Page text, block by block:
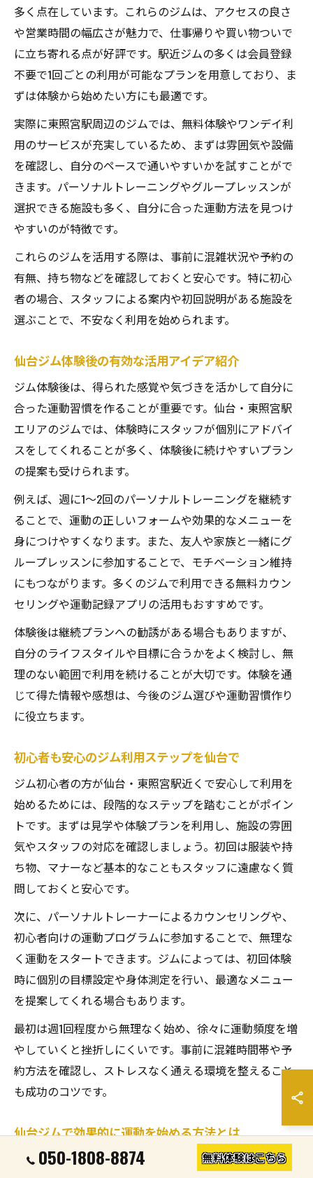
多く点在しています。これらのジムは、アクセスの良さ
や営業時間の幅広さが魅力で、仕事帰りや買い物ついで
に立ち寄れる点が好評です。駅近ジムの多くは会員登録
不要で1回ごとの利用が可能なプランを用意しており、ま
ずは体験から始めたい方にも最適です。
実際に東照宮駅周辺のジムでは、無料体験やワンデイ利
用のサービスが充実しているため、まずは雰囲気や設備
を確認し、自分のペースで通いやすいかを試すことがで
きます。パーソナルトレーニングやグループレッスンが
選択できる施設も多く、自分に合った運動方法を見つけ
やすいのが特徴です。
これらのジムを活用する際は、事前に混雑状況や予約の
有無、持ち物などを確認しておくと安心です。特に初心
者の場合、スタッフによる案内や初回説明がある施設を
選ぶことで、不安なく利用を始められます。
仙台ジム体験後の有効な活用アイデア紹介
ジム体験後は、得られた感覚や気づきを活かして自分に
合った運動習慣を作ることが重要です。仙台・東照宮駅
エリアのジムでは、体験時にスタッフが個別にアドバイ
スをしてくれることが多く、体験後に続けやすいプラン
の提案も受けられます。
例えば、週に1〜2回のパーソナルトレーニングを継続す
ることで、運動の正しいフォームや効果的なメニューを
身につけやすくなります。また、友人や家族と一緒にグ
ループレッスンに参加することで、モチベーション維持
にもつながります。多くのジムで利用できる無料カウン
セリングや運動記録アプリの活用もおすすめです。
体験後は継続プランへの勧誘がある場合もありますが、
自分のライフスタイルや目標に合うかをよく検討し、無
理のない範囲で利用を続けることが大切です。体験を通
じて得た情報や感想は、今後のジム選びや運動習慣作り
に役立ちます。
初心者も安心のジム利用ステップを仙台で
ジム初心者の方が仙台・東照宮駅近くで安心して利用を
始めるためには、段階的なステップを踏むことがポイン
トです。まずは見学や体験プランを利用し、施設の雰囲
気やスタッフの対応を確認しましょう。初回は服装や持
ち物、マナーなど基本的なこともスタッフに遠慮なく質
問しておくと安心です。
次に、パーソナルトレーナーによるカウンセリングや、
初心者向けの運動プログラムに参加することで、無理な
く運動をスタートできます。ジムによっては、初回体験
時に個別の目標設定や身体測定を行い、最適なメニュー
を提案してくれる場合もあります。
最初は週1回程度から無理なく始め、徐々に運動頻度を増
やしていくと挫折しにくいです。事前に混雑時間帯や予
約方法を確認し、ストレスなく通える環境を整えること
も成功のコツです。
仙台ジムで効果的に運動を始める方法とは
効果的に運動を始めるためには、明確な目標設定と無理
050-1808-8874 無料体験はこちら